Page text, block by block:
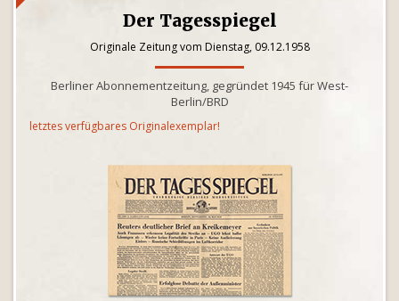
Der Tagesspiegel
Originale Zeitung vom Dienstag, 09.12.1958
Berliner Abonnementzeitung, gegründet 1945 für West-
Berlin/BRD
letztes verfügbares Originalexemplar!